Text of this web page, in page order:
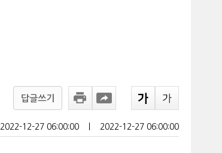
답글쓰기
2022-12-27 06:00:00 2022-12-27 06:00:00